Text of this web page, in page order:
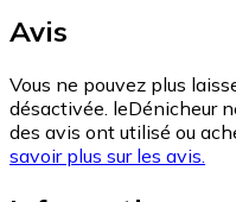
Avis
Vous ne pouvez plus
désactivée. leDénicheur
des avis ont utilisé ou
savoir plus sur les avis.